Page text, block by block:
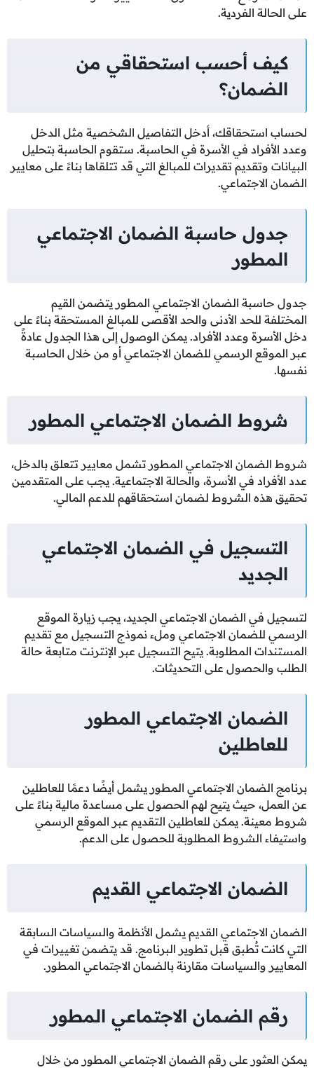
على الحالة الفردية.
كيف أحسب استحقاقي من
الضمان؟
لحساب استحقاقك، أدخل التفاصيل الشخصية مثل الدخل
وعدد الأفراد في الأسرة في الحاسبة. ستقوم الحاسبة بتحليل
البيانات وتقديم تقديرات للمبالغ التي قد تتلقاها بناءً على معايير
الضمان الاجتماعي.
جدول حاسبة الضمان الاجتماعي
المطور
جدول حاسبة الضمان الاجتماعي المطور يتضمن القيم
المختلفة للحد الأدنى والحد الأقصى للمبالغ المستحقة بناءً على
دخل الأسرة وعدد الأفراد. يمكن الوصول إلى هذا الجدول عادةً
عبر الموقع الرسمي للضمان الاجتماعي أو من خلال الحاسبة
نفسها.
شروط الضمان الاجتماعي المطور
شروط الضمان الاجتماعي المطور تشمل معايير تتعلق بالدخل،
عدد الأفراد في الأسرة، والحالة الاجتماعية. يجب على المتقدمين
تحقيق هذه الشروط لضمان استحقاقهم للدعم المالي.
التسجيل في الضمان الاجتماعي
الجديد
لتسجيل في الضمان الاجتماعي الجديد، يجب زيارة الموقع
الرسمي للضمان الاجتماعي وملء نموذج التسجيل مع تقديم
المستندات المطلوبة. يتيح التسجيل عبر الإنترنت متابعة حالة
الطلب والحصول على التحديثات.
الضمان الاجتماعي المطور
للعاطلين
برنامج الضمان الاجتماعي المطور يشمل أيضًا دعمًا للعاطلين
عن العمل، حيث يتيح لهم الحصول على مساعدة مالية بناءً على
شروط معينة. يمكن للعاطلين التقديم عبر الموقع الرسمي
واستيفاء الشروط المطلوبة للحصول على الدعم.
الضمان الاجتماعي القديم
الضمان الاجتماعي القديم يشمل الأنظمة والسياسات السابقة
التي كانت تُطبق قبل تطوير البرنامج. قد يتضمن تغييرات في
المعايير والسياسات مقارنة بالضمان الاجتماعي المطور.
رقم الضمان الاجتماعي المطور
يمكن العثور على رقم الضمان الاجتماعي المطور من خلال